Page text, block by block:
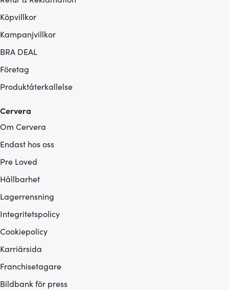
Köpvillkor
Kampanjvillkor
BRA DEAL
Företag
Produktåterkallelse
Cervera
Om Cervera
Endast hos oss
Pre Loved
Hållbarhet
Lagerrensning
Integritetspolicy
Cookiepolicy
Karriärsida
Franchisetagare
Bildbank för press